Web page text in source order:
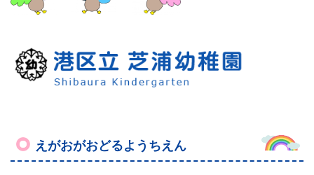
えがおがおどるようちえん